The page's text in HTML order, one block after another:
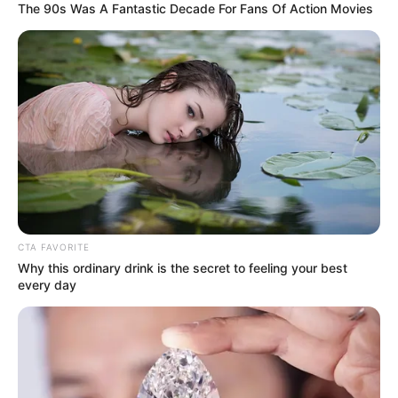
Musim favoritnya adalah musim gugur karena dia membenci
cuaca panas.
Warna favoritnya adalah warna monokromatik seperti merah
dan hitam.
3. Gooseul
The 90s Was A Fantastic Decade For Fans Of Action Movies
CTA FAVORITE
Why this ordinary drink is the secret to feeling your best
every day